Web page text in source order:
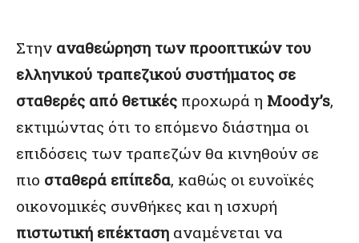
Στην αναθεώρηση των προοπτικών του
ελληνικού τραπεζικού συστήματος σε
σταθερές από θετικές προχωρά η Moody’s,
εκτιμώντας ότι το επόμενο διάστημα οι
επιδόσεις των τραπεζών θα κινηθούν σε
πιο σταθερά επίπεδα, καθώς οι ευνοϊκές
οικονομικές συνθήκες και η ισχυρή
πιστωτική επέκταση αναμένεται να